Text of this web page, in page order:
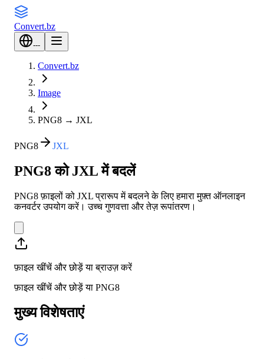
Convert.bz
---
Convert.bz
Image
PNG8 → JXL
PNG8 JXL
PNG8 को JXL में बदलें
PNG8 फ़ाइलों को JXL प्रारूप में बदलने के लिए हमारा मुफ़्त ऑनलाइन
कनवर्टर उपयोग करें। उच्च गुणवत्ता और तेज़ रूपांतरण।
फ़ाइल खींचें और छोड़ें या ब्राउज़ करें
फ़ाइल खींचें और छोड़ें या PNG8
मुख्य विशेषताएं